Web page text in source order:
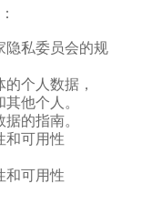
隐私委员会的规
个人数据，
他个人。
的指南。
和可用性
和可用性